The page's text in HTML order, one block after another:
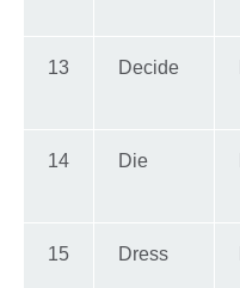
13 Decide
14 Die
15 Dress